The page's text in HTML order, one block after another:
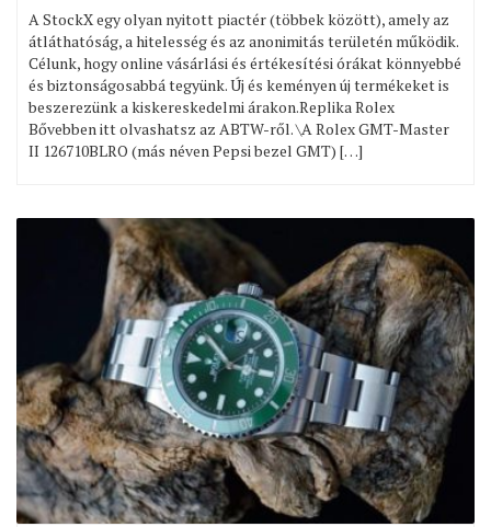
A StockX egy olyan nyitott piactér (többek között), amely az
átláthatóság, a hitelesség és az anonimitás területén működik.
Célunk, hogy online vásárlási és értékesítési órákat könnyebbé
és biztonságosabbá tegyünk. Új és keményen új termékeket is
beszerezünk a kiskereskedelmi árakon.Replika Rolex
Bővebben itt olvashatsz az ABTW-ről. \A Rolex GMT-Master
II 126710BLRO (más néven Pepsi bezel GMT) […]